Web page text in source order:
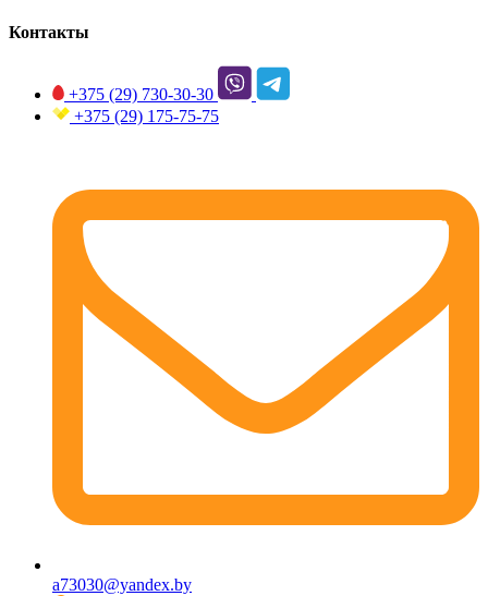
Контакты
+375 (29) 730-30-30
+375 (29) 175-75-75
a73030@yandex.by